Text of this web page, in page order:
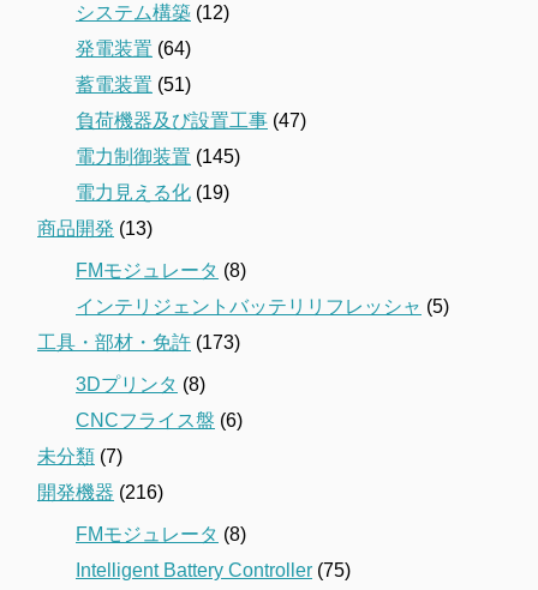
システム構築 (12)
発電装置 (64)
蓄電装置 (51)
負荷機器及び設置工事 (47)
電力制御装置 (145)
電力見える化 (19)
商品開発 (13)
FMモジュレータ (8)
インテリジェントバッテリリフレッシャ (5)
工具・部材・免許 (173)
3Dプリンタ (8)
CNCフライス盤 (6)
未分類 (7)
開発機器 (216)
FMモジュレータ (8)
Intelligent Battery Controller (75)